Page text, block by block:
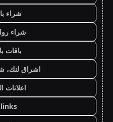
شراء
شراء
باقات
اشراق لنك،
اعلانات